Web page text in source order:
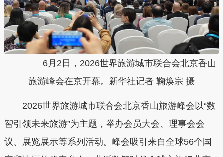
6月2日，2026世界旅游城市联合会北京香山
旅游峰会在京开幕。新华社记者 鞠焕宗 摄
2026世界旅游城市联合会北京香山旅游峰会以“数
智引领未来旅游”为主题，举办会员大会、理事会会
议、展览展示等系列活动。峰会吸引来自全球56个国